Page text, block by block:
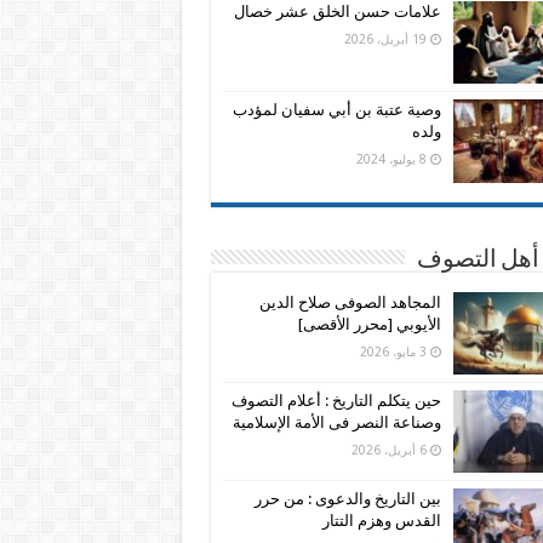
علامات حسن الخلق عشر خصال
19 أبريل، 2026
وصية عتبة بن أبي سفيان لمؤدب
ولده
8 يوليو، 2024
أهل التصوف
المجاهد الصوفى صلاح الدين
الأيوبي [محرر الأقصى]
3 مايو، 2026
حين يتكلم التاريخ : أعلام التصوف
وصناعة النصر فى الأمة الإسلامية
6 أبريل، 2026
بين التاريخ والدعوى : من حرر
القدس وهزم التتار